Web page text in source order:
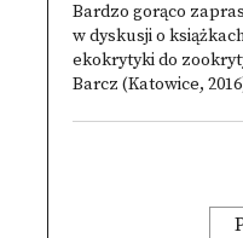
Bardzo gorąco
w dyskusji o
ekokrytyki do
Barcz (Katowice,